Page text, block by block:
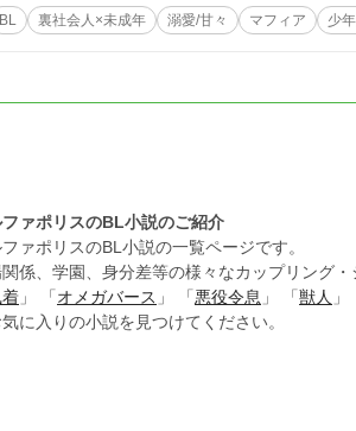
BL 裏社会人×未成年 溺愛/甘々 マフィア 少
ァポリスのBL小説のご紹介
ァポリスのBL小説の一覧ページです。
係、学園、身分差等の様々なカップリング
」 「 オメガバース 」 「 悪役令息 」 「 獣人 」
に入りの小説を見つけてください。